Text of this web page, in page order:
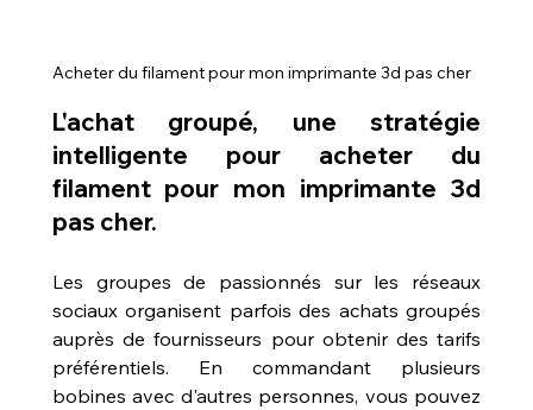
Acheter du filament pour mon imprimante 3d pas cher
L'achat groupé, une stratégie
intelligente pour acheter du
filament pour mon imprimante 3d
pas cher.
Les groupes de passionnés sur les réseaux
sociaux organisent parfois des achats groupés
auprès de fournisseurs pour obtenir des tarifs
préférentiels. En commandant plusieurs
bobines avec d'autres personnes, vous pouvez